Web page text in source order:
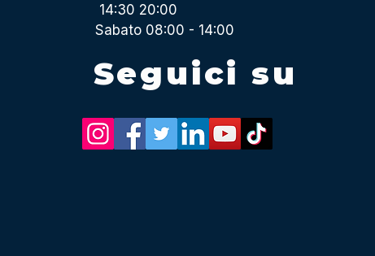
14:30 20:00
Sabato 08:00 - 14:00
Seguici su